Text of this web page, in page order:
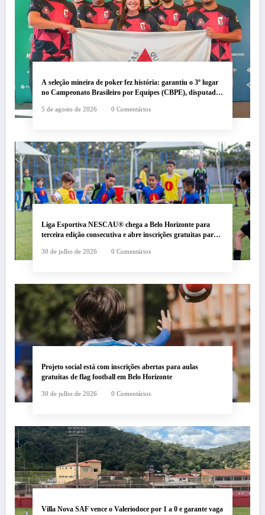
A seleção mineira de poker fez história: garantiu o 3º lugar
no Campeonato Brasileiro por Equipes (CBPE), disputado
5 de agosto de 2026 0 Comentários
Liga Esportiva NESCAU® chega a Belo Horizonte para
terceira edição consecutiva e abre inscrições gratuitas para
30 de julho de 2026 0 Comentários
Projeto social está com inscrições abertas para aulas
gratuitas de flag football em Belo Horizonte
30 de julho de 2026 0 Comentários
Villa Nova SAF vence o Valeriodoce por 1 a 0 e garante vaga